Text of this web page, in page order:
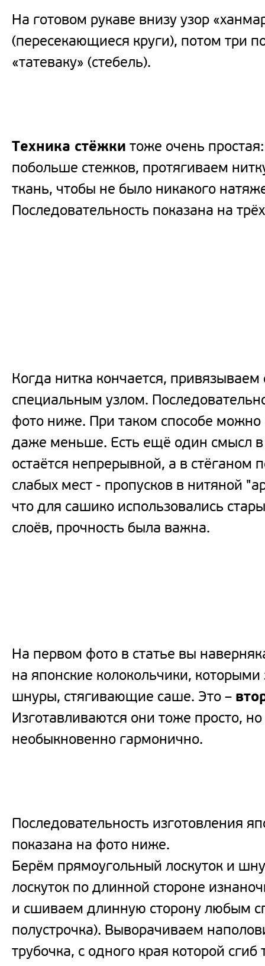
На готовом рукаве внизу узор
(пересекающиеся круги), потом три
«татеваку» (стебель).
Техника стёжки тоже очень
побольше стежков, протягиваем
ткань, чтобы не было никакого
Последовательность показана на
Когда нитка кончается,
специальным узлом.
фото ниже. При таком способе можно
даже меньше. Есть ещё один смысл в
остаётся непрерывной, а в стёганом
слабых мест - пропусков в нитяной
что для сашико использовались
слоёв, прочность была важна.
На первом фото в статье вы
на японские колокольчики, которыми
шнуры, стягивающие саше. Это –
Изготавливаются они тоже просто,
необыкновенно гармонично.
Последовательность изготовления
показана на фото ниже.
Берём прямоугольный лоскуток и
лоскуток по длинной стороне
и сшиваем длинную сторону любым
полустрочка). Выворачиваем
трубочка, с одного края которой сгиб